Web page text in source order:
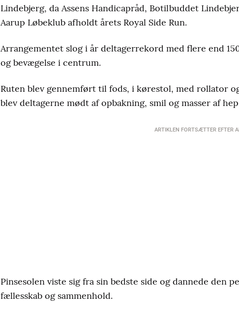
Lindebjerg, da Assens Handicapråd, Botilbuddet
Aarup Løbeklub afholdt årets Royal Side Run.
Arrangementet slog i år deltagerrekord med flere end
og bevægelse i centrum.
Ruten blev gennemført til fods, i kørestol, med rollator
blev deltagerne mødt af opbakning, smil og masser af
ARTIKLEN FORTSÆTTER EFTER
Pinsesolen viste sig fra sin bedste side og dannede den
fællesskab og sammenhold.